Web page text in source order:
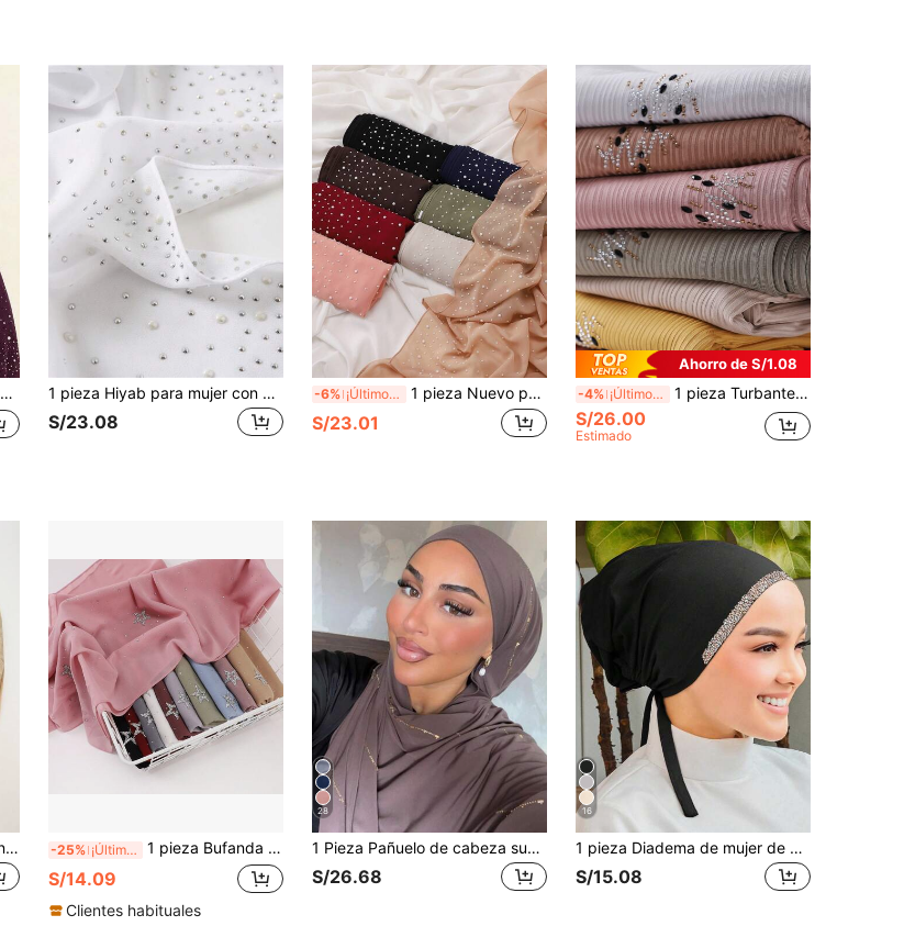
1 pieza Hiyab para mujer con decoración de perlas falsas multicolor, bufanda de gasa para las cuatro estaciones con pedrería y cuentas de porcelana como adorno, chal para abaya y velo de vacaciones
S/23.08
-6% ¡Últimos 3 días 1 pieza Nuevo pañuelo musulmán de gasa de unicolor decorado con perlas de moda
S/23.01
Ahorro de S/1.08
-4% ¡Últimos 3 días 1 pieza Turbante de hijab de modal, bufanda elástica de punto de lujo con perlas falsas decorativas para mujer
S/26.00
Estimado
Pañuelo de mujer hecho a mano con cuentas, ideal para envolver la cabeza, chal, viajes, uso diario casual, elegante bandana -25% ¡Últimos 2 días 1 pieza Bufanda larga de gasa con cielo estrellado de strass, pañuelo musulmán brillante para mujeres, elegante chal envolvente para exteriores, accesorio de regalo
S/14.09
Clientes habituales
28
1 Pieza Pañuelo de cabeza suave y liso con diamantes de mujer, estilo árabe casual y conservador, unicolor, apropiado para uso diario
S/26.68
16
1 pieza Diadema de mujer de unicolor con decoración de rhinestones, pañuelo versátil, adecuado para uso diario, playa, vacaciones, accesorios, esencial de viaje
S/15.08